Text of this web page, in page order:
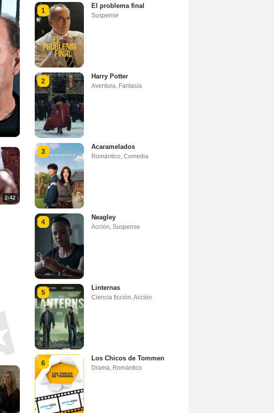
2:42
1
El problema final
Suspense
2
Harry Potter
Aventura Fantasía
3
Acaramelados
Romántico Comedia
4
Neagley
Acción Suspense
5
Linternas
Ciencia ficción Acción
6
Los Chicos de Tommen
Drama Romántico